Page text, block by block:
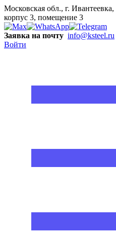
Московская обл., г.
корпус 3, помещение 3
Заявка на почту info@ksteel.ru
Войти